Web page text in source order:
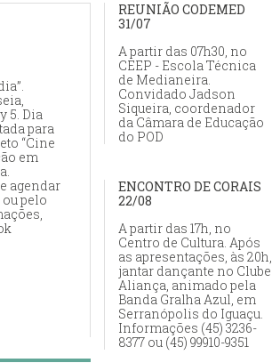
5. Dia
para
“Cine
em
agendar
ou pelo
REUNIÃO CODEMED
31/07
A partir das 07h30, no
CEEP - Escola Técnica
de Medianeira.
Convidado Jadson
Siqueira, coordenador
da Câmara de Educação
do POD
ENCONTRO DE CORAIS
22/08
A partir das 17h, no
Centro de Cultura. Após
as apresentações, às 20h,
jantar dançante no Clube
Aliança, animado pela
Banda Gralha Azul, em
Serranópolis do Iguaçu.
Informações (45) 3236-
8377 ou (45) 99910-9351